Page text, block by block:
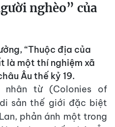
nghèo” của
“Thuộc địa của
là một thí nghiệm xã
Âu thế kỷ 19.
từ (Colonies of
sản thế giới đặc biệt
phản ánh một trong